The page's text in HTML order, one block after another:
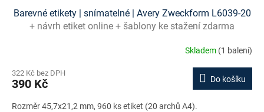
Barevné etikety | snímatelné | Avery Zweckform L6039-20
+ návrh etiket online + šablony ke stažení zdarma
Skladem (1 balení)
322 Kč bez DPH
390 Kč Do košíku
Rozměr 45,7x21,2 mm, 960 ks etiket (20 archů A4).